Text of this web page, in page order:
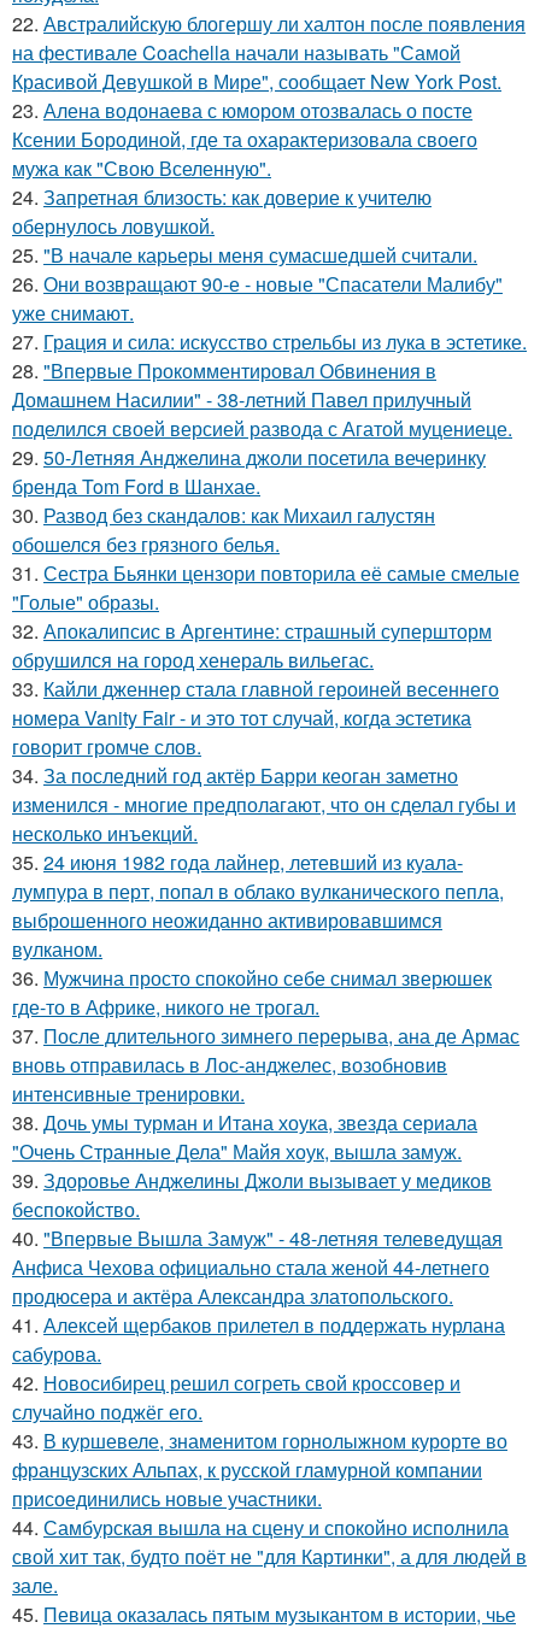
22. Австралийскую блогершу ли халтон после появления
на фестивале Coachella начали называть "Самой
Красивой Девушкой в Мире", сообщает New York Post.
23. Алена водонаева с юмором отозвалась о посте
Ксении Бородиной, где та охарактеризовала своего
мужа как "Свою Вселенную".
24. Запретная близость: как доверие к учителю
обернулось ловушкой.
25. "В начале карьеры меня сумасшедшей считали.
26. Они возвращают 90-е - новые "Спасатели Малибу"
уже снимают.
27. Грация и сила: искусство стрельбы из лука в эстетике.
28. "Впервые Прокомментировал Обвинения в
Домашнем Насилии" - 38-летний Павел прилучный
поделился своей версией развода с Агатой муцениеце.
29. 50-Летняя Анджелина джоли посетила вечеринку
бренда Tom Ford в Шанхае.
30. Развод без скандалов: как Михаил галустян
обошелся без грязного белья.
31. Сестра Бьянки цензори повторила её самые смелые
"Голые" образы.
32. Апокалипсис в Аргентине: страшный супершторм
обрушился на город хенераль вильегас.
33. Кайли дженнер стала главной героиней весеннего
номера Vanity Fair - и это тот случай, когда эстетика
говорит громче слов.
34. За последний год актёр Барри кеоган заметно
изменился - многие предполагают, что он сделал губы и
несколько инъекций.
35. 24 июня 1982 года лайнер, летевший из куала-
лумпура в перт, попал в облако вулканического пепла,
выброшенного неожиданно активировавшимся
вулканом.
36. Мужчина просто спокойно себе снимал зверюшек
где-то в Африке, никого не трогал.
37. После длительного зимнего перерыва, ана де Армас
вновь отправилась в Лос-анджелес, возобновив
интенсивные тренировки.
38. Дочь умы турман и Итана хоука, звезда сериала
"Очень Странные Дела" Майя хоук, вышла замуж.
39. Здоровье Анджелины Джоли вызывает у медиков
беспокойство.
40. "Впервые Вышла Замуж" - 48-летняя телеведущая
Анфиса Чехова официально стала женой 44-летнего
продюсера и актёра Александра златопольского.
41. Алексей щербаков прилетел в поддержать нурлана
сабурова.
42. Новосибирец решил согреть свой кроссовер и
случайно поджёг его.
43. В куршевеле, знаменитом горнолыжном курорте во
французских Альпах, к русской гламурной компании
присоединились новые участники.
44. Самбурская вышла на сцену и спокойно исполнила
свой хит так, будто поёт не "для Картинки", а для людей в
зале.
45. Певица оказалась пятым музыкантом в истории, чье